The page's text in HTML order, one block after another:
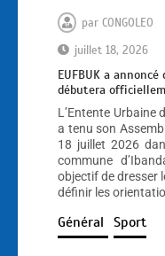
par CONGOLEO
juillet 18, 2026
EUFBUK a
débutera
L’Entente Urbaine
a tenu son
18 juillet 2026
commune
objectif de dresser
définir les
Général Sport